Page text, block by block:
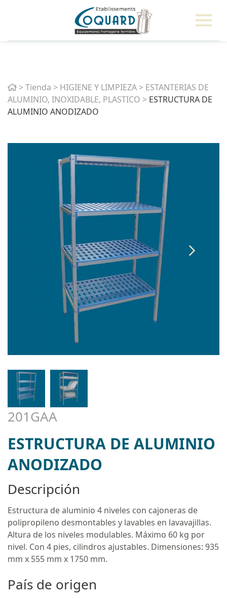
Home
>Tienda > HIGIENE Y LIMPIEZA > ESTANTERIAS DE
ALUMINIO, INOXIDABLE, PLASTICO > ESTRUCTURA DE
ALUMINIO ANODIZADO
201GAA
ESTRUCTURA DE ALUMINIO
ANODIZADO
Descripción
Estructura de aluminio 4 niveles con cajoneras de
polipropileno desmontables y lavables en lavavajillas.
Altura de los niveles modulables. Máximo 60 kg por
nivel. Con 4 pies, cilindros ajustables. Dimensiones: 935
mm x 555 mm x 1750 mm.
País de origen